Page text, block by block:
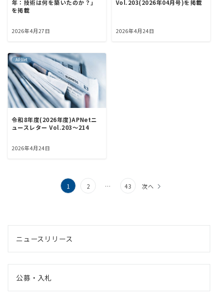
年：技術は何を築いたのか？」
を掲載
2026年4月27日
Vol.203(2026年04月号)を掲載
2026年4月24日
APNet
令和8年度(2026年度)APNetニ
ュースレター Vol.203～214
2026年4月24日
送
り
1 2 … 43 次へ
ニュースリリース
公募・入札